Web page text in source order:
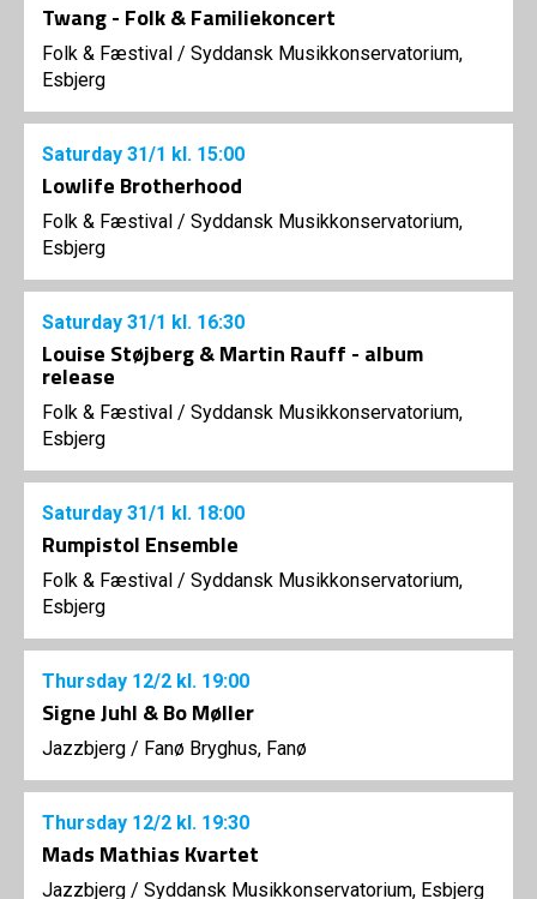
Twang - Folk & Familiekoncert
Folk & Fæstival / Syddansk Musikkonservatorium,
Esbjerg
Saturday 31/1 kl. 15:00
Lowlife Brotherhood
Folk & Fæstival / Syddansk Musikkonservatorium,
Esbjerg
Saturday 31/1 kl. 16:30
Louise Støjberg & Martin Rauff - album
release
Folk & Fæstival / Syddansk Musikkonservatorium,
Esbjerg
Saturday 31/1 kl. 18:00
Rumpistol Ensemble
Folk & Fæstival / Syddansk Musikkonservatorium,
Esbjerg
Thursday 12/2 kl. 19:00
Signe Juhl & Bo Møller
Jazzbjerg / Fanø Bryghus, Fanø
Thursday 12/2 kl. 19:30
Mads Mathias Kvartet
Jazzbjerg / Syddansk Musikkonservatorium, Esbjerg